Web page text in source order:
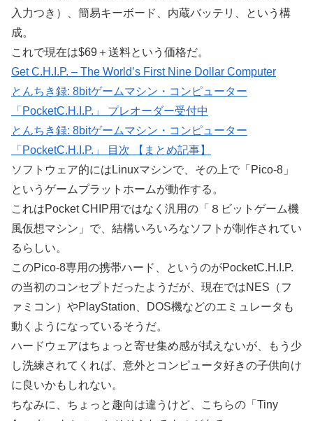
入力つき）、簡易キーボード、内蔵バッテリ、という構
成。
これで現在は$69＋送料という価格だ。
Get C.H.I.P. – The World’s First Nine Dollar Computer
とんちき録: 8bitゲームマシン・コンピューター
「PocketC.H.I.P.」 プレオーダー受付中
とんちき録: 8bitゲームマシン・コンピューター
「PocketC.H.I.P.」 目次 【まとめ記事】
ソフトウェア的にはLinuxマシンで、その上で「Pico-8」
というゲームプラットホームが動作する。
これはPocket CHIP用ではなく汎用の「８ビットゲーム機
風仮想マシン」で、結構いろいろなソフトが制作されてい
るらしい。
このPico-8専用の携帯ハード、というのがPocketC.H.I.P.
の当初のコンセプトだったようだが、現在ではNES（フ
ァミコン）やPlayStation、DOS機などのエミュレータも
動くようになっているそうだ。
ハードウェアはちょっと寄せ集め感が拭えないが、もう少
し洗練されてくれば、意外とコンピュータ好きの子供向け
に良いかもしれない。
ちなみに、ちょっと趣向は違うけど、こちらの「Tiny